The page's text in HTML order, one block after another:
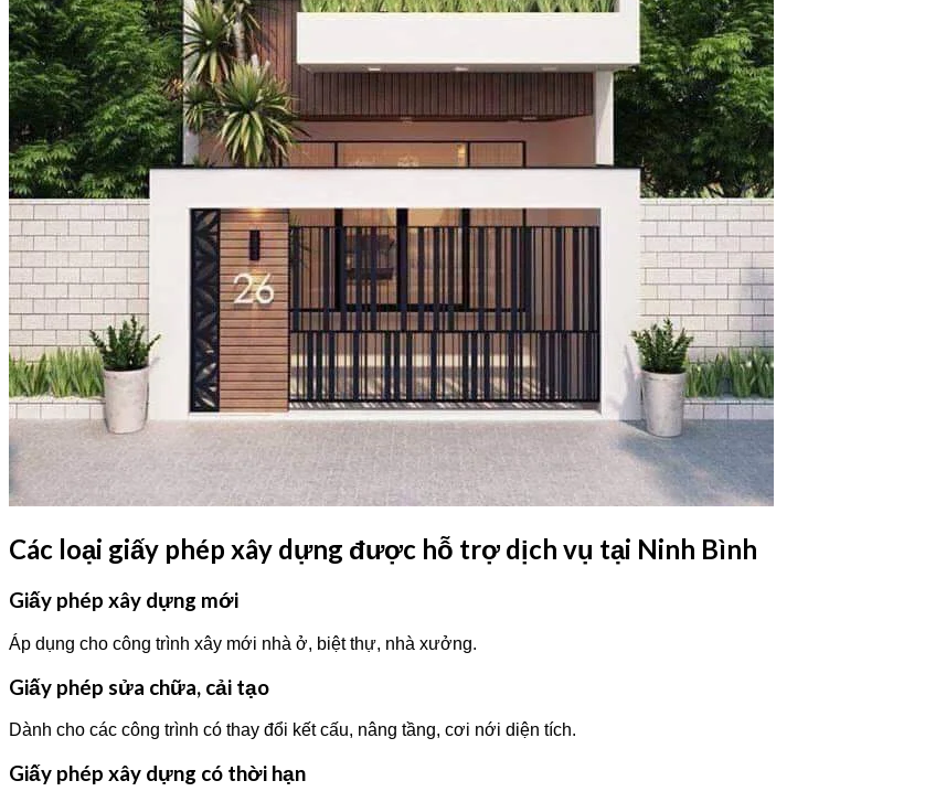
Các loại giấy phép xây dựng được hỗ trợ dịch vụ tại Ninh Bình
Giấy phép xây dựng mới
Áp dụng cho công trình xây mới nhà ở, biệt thự, nhà xưởng.
Giấy phép sửa chữa, cải tạo
Dành cho các công trình có thay đổi kết cấu, nâng tầng, cơi nới diện tích.
Giấy phép xây dựng có thời hạn